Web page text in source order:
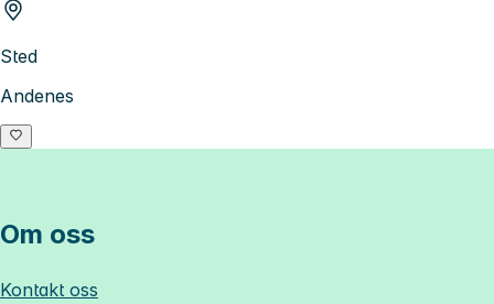
Sted
Andenes
Om oss
Kontakt oss